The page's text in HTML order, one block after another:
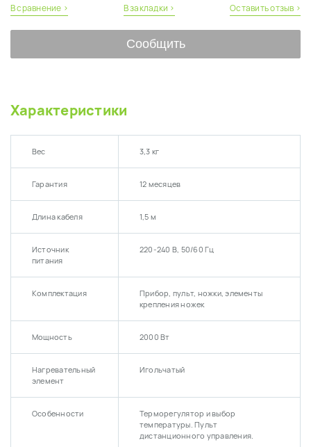
Удобные ручки для переноски.
Прочная и стильная конструкция.
Пульт дистанционного управления в комплекте.
3 уровня нагрева: 750 / 1250 / 2000 Вт.
Таймер отключения.
В сравнение › В закладки › Оставить отзыв ›
Сообщить
Характеристики
Вес 3,3 кг
Гарантия 12 месяцев
Длина кабеля 1,5 м
Источник
питания
220-240 В, 50/60 Гц
Комплектация
Прибор, пульт, ножки, элементы
крепления ножек
Мощность 2000 Вт
Нагревательный
элемент
Игольчатый
Особенности
Терморегулятор и выбор
температуры. Пульт
дистанционного управления.